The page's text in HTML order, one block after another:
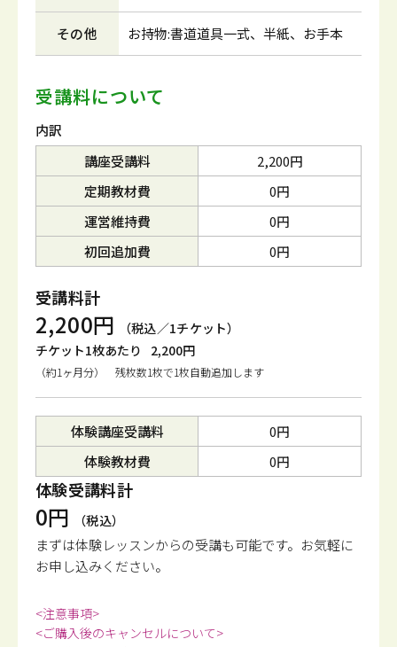
その他 お持物:書道道具一式、半紙、お手本
受講料について
内訳
講座受講料
2,200円
定期教材費
0円
運営維持費
0円
初回追加費
0円
受講料計
2,200円
（税込／1チケット）
チケット1枚あたり
2,200円
（約1ヶ月分） 残枚数1枚で1枚自動追加します
体験講座受講料
0円
体験教材費
0円
体験受講料計
0円 （税込）
まずは体験レッスンからの受講も可能です。 お気軽に
お申し込みください。
<注意事項>
<ご購入後のキャンセルについて>